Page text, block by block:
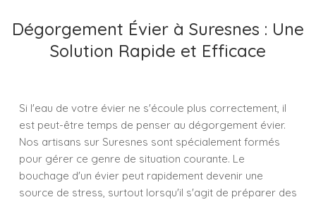
Dégorgement Évier à Suresnes : Une
Solution Rapide et Efficace
Si l'eau de votre évier ne s'écoule plus correctement, il
est peut-être temps de penser au dégorgement évier.
Nos artisans sur Suresnes sont spécialement formés
pour gérer ce genre de situation courante. Le
bouchage d'un évier peut rapidement devenir une
source de stress, surtout lorsqu'il s'agit de préparer des